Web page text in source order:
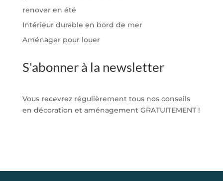
renover en été
Intérieur durable en bord de mer
Aménager pour louer
S'abonner à la newsletter
Vous recevrez régulièrement tous nos conseils
en décoration et aménagement GRATUITEMENT !